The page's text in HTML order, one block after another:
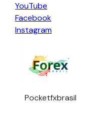
YouTube
Facebook
Instagram
Pocketfxbrasil